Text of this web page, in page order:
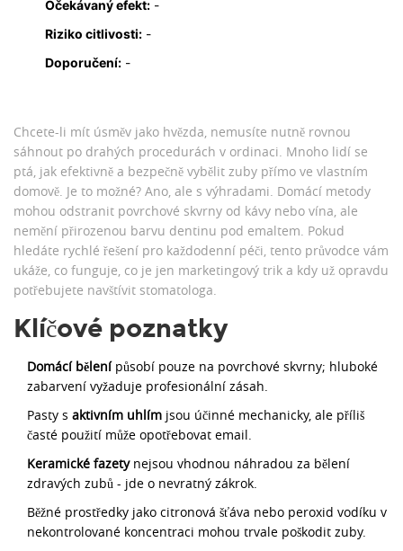
Očekávaný efekt: -
Riziko citlivosti: -
Doporučení: -
Chcete-li mít úsměv jako hvězda, nemusíte nutně rovnou
sáhnout po drahých procedurách v ordinaci. Mnoho lidí se
ptá, jak efektivně a bezpečně vybělit zuby přímo ve vlastním
domově. Je to možné? Ano, ale s výhradami. Domácí metody
mohou odstranit povrchové skvrny od kávy nebo vína, ale
nemění přirozenou barvu dentinu pod emaltem. Pokud
hledáte rychlé řešení pro každodenní péči, tento průvodce vám
ukáže, co funguje, co je jen marketingový trik a kdy už opravdu
potřebujete navštívit stomatologa.
Klíčové poznatky
Domácí bělenípůsobí pouze na povrchové skvrny; hluboké
zabarvení vyžaduje profesionální zásah.
Pasty s aktivním uhlím jsou účinné mechanicky, ale příliš
časté použití může opotřebovat email.
Keramické fazetynejsou vhodnou náhradou za bělení
zdravých zubů - jde o nevratný zákrok.
Běžné prostředky jako citronová šťáva nebo peroxid vodíku v
nekontrolované koncentraci mohou trvale poškodit zuby.